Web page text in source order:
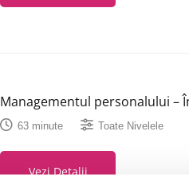
Managementul personalului –
63 minute Toate Nivelele
Vezi Detalii